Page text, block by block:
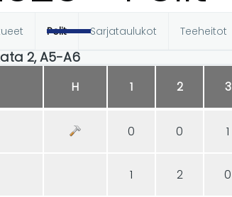
Pelit Sarjataulukot Teeheitot
2, A5-A6
H 1 2 3
0 0 1
1 2 0